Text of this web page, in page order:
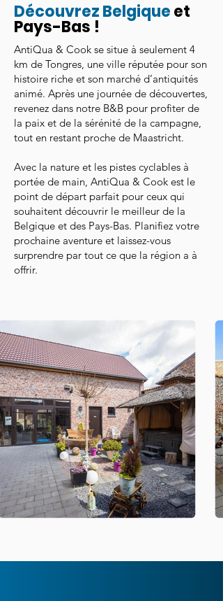
Découvrez Belgiqueet
Pays-Bas !
AntiQua & Cook se situe à seulement 4
km de Tongres, une ville réputée pour son
histoire riche et son marché d’antiquités
animé. Après une journée de découvertes,
revenez dans notre B&B pour profiter de
la paix et de la sérénité de la campagne,
tout en restant proche de Maastricht.
Avec la nature et les pistes cyclables à
portée de main, AntiQua & Cook est le
point de départ parfait pour ceux qui
souhaitent découvrir le meilleur de la
Belgique et des Pays-Bas. Planifiez votre
prochaine aventure et laissez-vous
surprendre par tout ce que la région a à
offrir.